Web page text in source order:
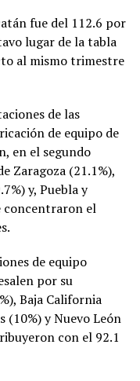
fue del 112.6 por
lugar de la tabla
al mismo trimestre
de las
de equipo de
en el segundo
Zaragoza (21.1%),
y, Puebla y
concentraron el
de equipo
por su
Baja California
(10%) y Nuevo León
con el 92.1